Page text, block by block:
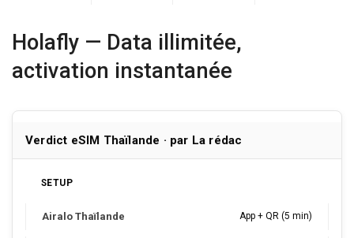
Holafly — Data illimitée,
activation instantanée
Verdict eSIM Thaïlande · par La rédac
SETUP
App + QR (5 min)